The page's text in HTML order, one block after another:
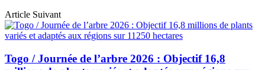
Article Suivant
Togo / Journée de l’arbre 2026 : Objectif 16,8